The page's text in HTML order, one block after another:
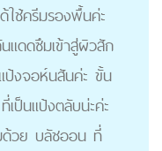
ใช้ครีมรองพื้นค่ะ
แดดซึมเข้าสู่ผิวสัก
งจอห์นสันค่ะ ขั้น
ป็นแป้งตลับน่ะค่ะ
วย บลัชออน ที่